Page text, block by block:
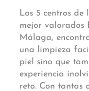
Los 5 centros
mejor valorados
Málaga,
una limpieza
piel sino que
experiencia
reto. Con tantas